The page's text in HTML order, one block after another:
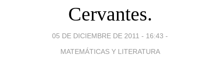
Cervantes.
05 DE DICIEMBRE DE 2011 - 16:43 -
MATEMÁTICAS Y LITERATURA